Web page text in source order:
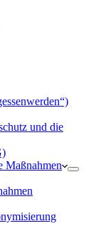
und die
Maßnahmen